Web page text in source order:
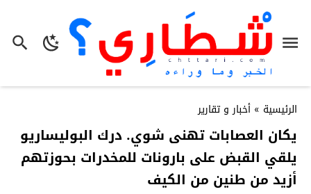
الرئيسية » أخبار و تقارير
يكان العصابات تهنى شوي. درك البوليساريو
يلقي القبض على بارونات للمخدرات بحوزتهم
أزيد من طنين من الكيف